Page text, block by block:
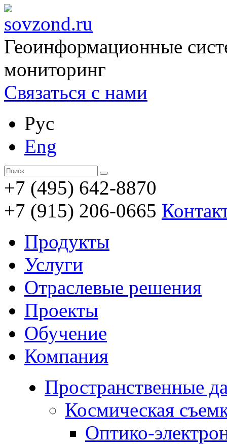
Геоинформационные
мониторинг
Связаться с нами
Рус
Eng
+7 (495) 642-8870
+7 (915) 206-0665
Продукты
Услуги
Отраслевые решения
Проекты
Обучение
Компания
Пространственные
Космическая
Оптико-